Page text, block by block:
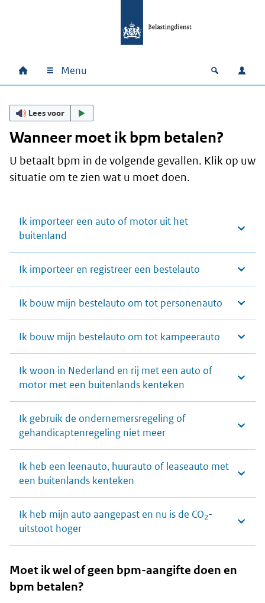
Hoofdnavigatie
Home Menu Open
Lees voor
Wanneer moet ik bpm betalen?
U betaalt bpm in de volgende gevallen. Klik op uw
situatie om te zien wat u moet doen.
Ik importeer een auto of motor uit het
buitenland
Ik importeer en registreer een bestelauto
Ik bouw mijn bestelauto om tot personenauto
Ik bouw mijn bestelauto om tot kampeerauto
Ik woon in Nederland en rij met een auto of
motor met een buitenlands kenteken
Ik gebruik de ondernemersregeling of
gehandicaptenregeling niet meer
Ik heb een leenauto, huurauto of leaseauto met
een buitenlands kenteken
Ik heb mijn auto aangepast en nu is de CO2-
uitstoot hoger
Moet ik wel of geen bpm-aangifte doen en
bpm betalen?